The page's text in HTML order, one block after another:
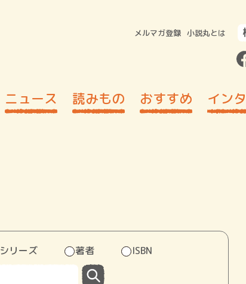
メルマガ登録 小説丸とは
ニュース 読みもの おすすめ イン
シリーズ 著者 ISBN